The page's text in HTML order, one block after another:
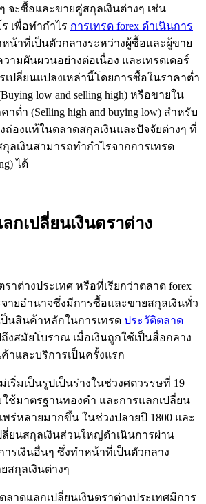
จะซื้อและขายคู่สกุลเงินต่างๆ เช่น
เพื่อทำกำไร การเทรด forex ดำเนินการ
น้าที่เป็นตัวกลางระหว่างผู้ซื้อและผู้ขาย
ามผันผวนอย่างต่อเนื่อง และเทรดเดอร์
เปลี่ยนแปลงเหล่านี้โดยการซื้อในราคาต่ำ
low and selling high) หรือขายใน
ต่ำ (Selling high and buying low) สำหรับ
ถ่องแท้ในตลาดสกุลเงินและปัจจัยต่างๆ ที่
ลเงินสามารถทำกำไรจากการเทรด
ได้
กเปลี่ยนเงินตราต่าง
าต่างประเทศ หรือที่เรียกว่าตลาด forex
ายอำนาจซึ่งมีการซื้อและขายสกุลเงินทั่ว
นสินค้าหลักในการเทรด ประวัติตลาด
งสมัยโบราณ เมื่อเงินถูกใช้เป็นสื่อกลาง
าและบริการเป็นครั้งแรก
เริ่มเป็นรูปเป็นร่างในช่วงศตวรรษที่ 19
ใช้มาตรฐานทองคำ และการแลกเปลี่ยน
พร่หลายมากขึ้น ในช่วงปลายปี 1800 และ
ลี่ยนสกุลเงินส่วนใหญ่ดำเนินการผ่าน
รเงินอื่นๆ ซึ่งทำหน้าที่เป็นตัวกลาง
สกุลเงินต่างๆ
ลาดแลกเปลี่ยนเงินตราต่างประเทศมีการ